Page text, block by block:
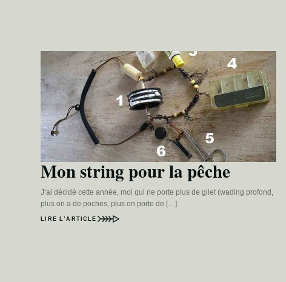
Mon string pour la pêche
J’ai décidé cette année, moi qui ne porte plus de gilet (wading profond,
plus on a de poches, plus on porte de […]
LIRE L’ARTICLE